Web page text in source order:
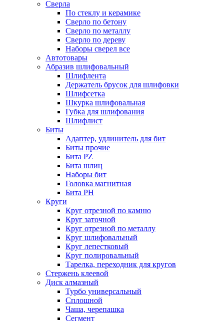
Сверла
По стеклу и керамике
Сверло по бетону
Сверло по металлу
Сверло по дереву
Наборы сверел все
Автотовары
Абразив шлифовальный
Шлифлента
Держатель брусок для шлифовки
Шлифсетка
Шкурка шлифовальная
Губка для шлифования
Шлифлист
Биты
Адаптер, удлинитель для бит
Биты прочие
Бита PZ
Бита шлиц
Наборы бит
Головка магнитная
Бита PH
Круги
Круг отрезной по камню
Круг заточной
Круг отрезной по металлу
Круг шлифовальный
Круг лепестковый
Круг полировальный
Тарелка, переходник для кругов
Стержень клеевой
Диск алмазный
Турбо универсальный
Сплошной
Чаша, черепашка
Сегмент